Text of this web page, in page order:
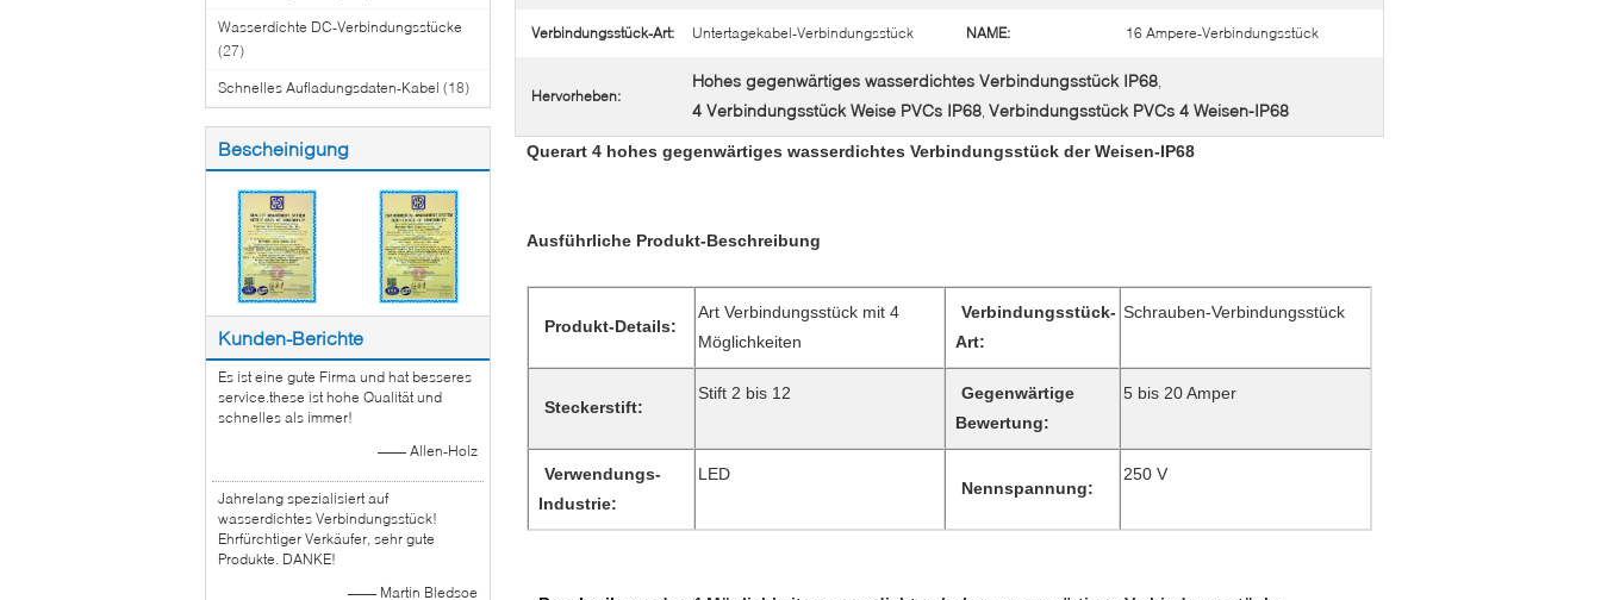
Wasserdichte DC-Verbindungsstücke
(27)
Schnelles Aufladungsdaten-Kabel (18)
Bescheinigung
Kunden-Berichte
Es ist eine gute Firma und hat besseres
service.these ist hohe Qualität und
schnelles als immer!
—— Allen-Holz
Jahrelang spezialisiert auf
wasserdichtes Verbindungsstück!
Ehrfürchtiger Verkäufer, sehr gute
Produkte. DANKE!
—— Martin Bledsoe
Verbindungsstück-Art: Untertagekabel-Verbindungsstück NAME: 16 Ampere-Verbindungsstück
Hervorheben:
Hohes gegenwärtiges wasserdichtes Verbindungsstück IP68
4 Verbindungsstück Weise PVCs IP68 Verbindungsstück PVCs 4 Weisen-IP68
Querart 4 hohes gegenwärtiges wasserdichtes Verbindungsstück der Weisen-IP68
Ausführliche Produkt-Beschreibung
Produkt-Details:
Art Verbindungsstück mit 4
Möglichkeiten
Verbindungsstück-
Art:
Schrauben-Verbindungsstück
Steckerstift:
Stift 2 bis 12
Gegenwärtige
Bewertung:
5 bis 20 Amper
Verwendungs-
Industrie:
LED
Nennspannung:
250 V